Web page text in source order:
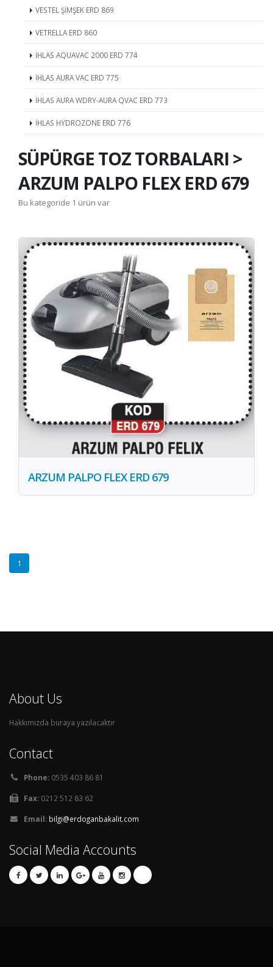
VESTEL ŞİMŞEK ERD 869
VETRELLA ERD 860
İHLAS AQUAVAC 2000 ERD 774
İHLAS AURA VAC ERD 775
İHLAS AURA WDRY-AURA QVAC ERD 773
İHLAS HYDROZONE ERD 776
SÜPÜRGE TOZ TORBALARI >
ARZUM PALPO FLEX ERD 679
Bu kategoride 1 ürün var
ARZUM PALPO FLEX ERD 679
1
About Us
Hakkımızda buraya yazılacaktır
Contact
Phone: 0535 403 86 81
Fax: 0212 512 83 62
Email: bilgi@erdoganbakalit.com
Social Media Accounts